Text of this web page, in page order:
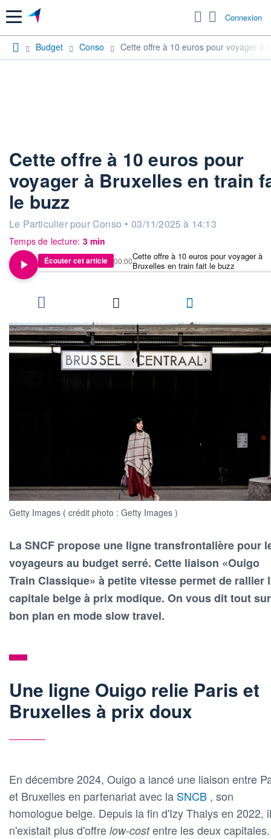
Menu Connexion
Budget Conso Cette offre à 10 euros pour voyager à
Cette offre à 10 euros pour
voyager à Bruxelles en train
le buzz
information fournie par
Le Particulier pour Conso • 03/11/2025 à 14:13
Temps de lecture: 3 min
Écouter cet article
Cette offre à 10 euros pour voyager à
Bruxelles en train fait le buzz
00:00
Getty Images ( crédit photo : Getty Images )
La SNCF propose une ligne transfrontalière pour
voyageurs au budget serré. Cette liaison «Ouigo
Train Classique» à petite vitesse permet de rallier
capitale belge à prix modique. On vous dit tout
bon plan en mode slow travel.
Une ligne Ouigo relie Paris et
Bruxelles à prix doux
En décembre 2024, Ouigo a lancé une liaison entre
et Bruxelles en partenariat avec la SNCB , son
homologue belge. Depuis la fin d'Izy Thalys en 2022, il
n'existait plus d'offre low-costentre les deux